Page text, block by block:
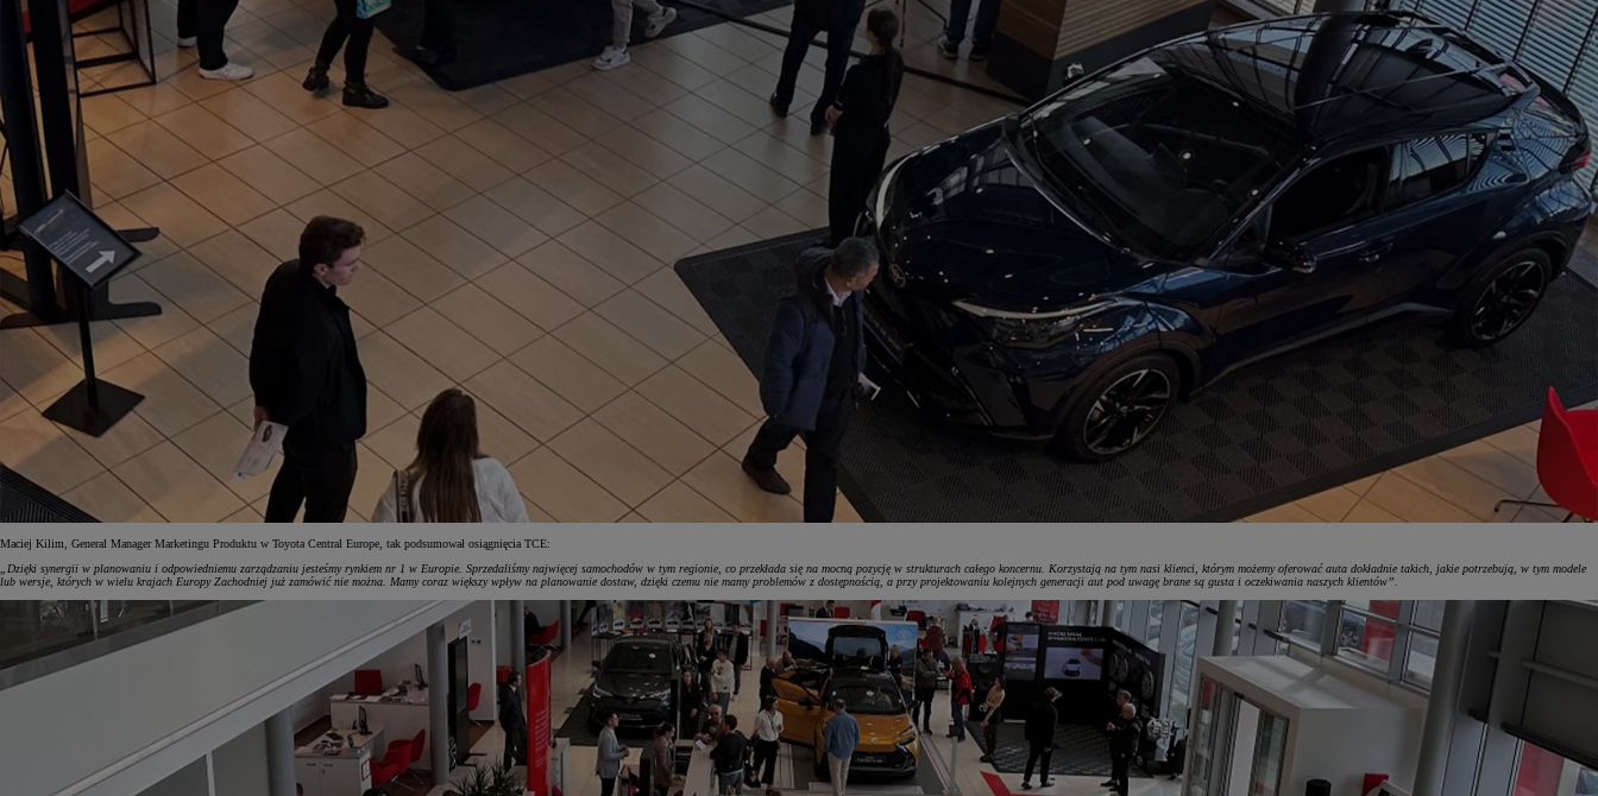
Maciej Kilim, General Manager Marketingu Produktu w Toyota Central Europe, tak podsumował osiągnięcia TCE:
„Dzięki synergii w planowaniu i odpowiedniemu zarządzaniu jesteśmy rynkiem nr 1 w Europie. Sprzedaliśmy najwięcej samochodów w tym regionie, co przekłada się na mocną pozycję w strukturach całego koncernu. Korzystają na tym nasi klienci, którym możemy oferować auta dokładnie takich, jakie potrzebują, w tym modele
lub wersje, których w wielu krajach Europy Zachodniej już zamówić nie można. Mamy coraz większy wpływ na planowanie dostaw, dzięki czemu nie mamy problemów z dostępnością, a przy projektowaniu kolejnych generacji aut pod uwagę brane są gusta i oczekiwania naszych klientów”.